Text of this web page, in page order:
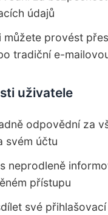
údajů
můžete provést
tradiční e-
uživatele
odpovědní za
svém účtu
neprodleně
přístupu
své